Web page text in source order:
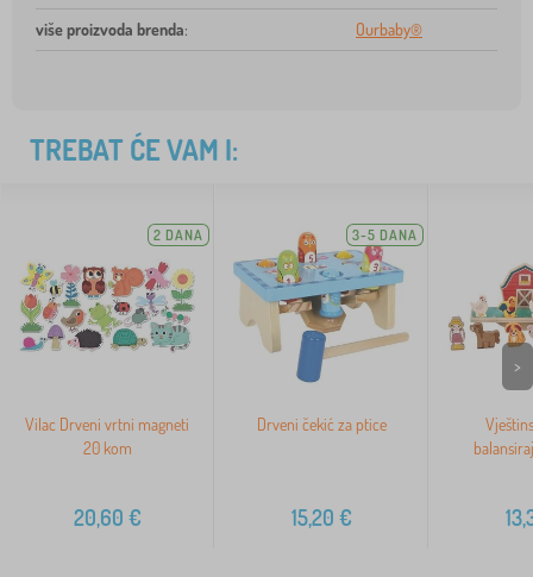
više proizvoda brenda: Ourbaby®
TREBAT ĆE VAM I:
2 DANA
Vilac Drveni vrtni magneti
20 kom
20,60 €
3-5 DANA
Drveni čekić za ptice
15,20 €
>